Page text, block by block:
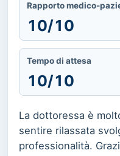
Rapporto medico-
10/10
Tempo di attesa
10/10
La dottoressa è
sentire rilassata
professionalità.